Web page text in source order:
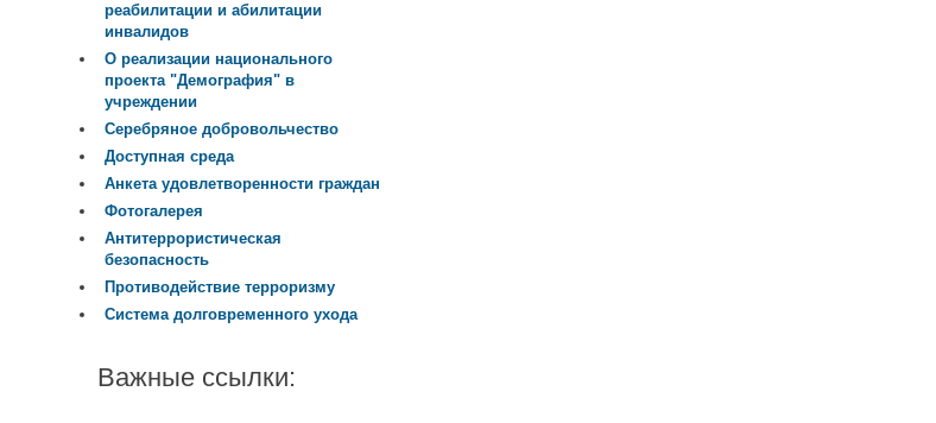
реабилитации и абилитации
инвалидов
О реализации национального
проекта "Демография" в
учреждении
Серебряное добровольчество
Доступная среда
Анкета удовлетворенности граждан
Фотогалерея
Антитеррористическая
безопасность
Противодействие терроризму
Система долговременного ухода
Важные ссылки: